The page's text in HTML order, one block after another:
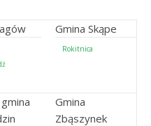
Gmina Skąpe
Rokitnica
Gmina
Zbąszynek